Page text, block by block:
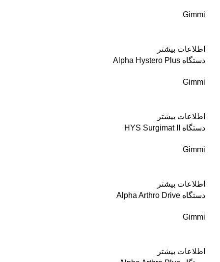
Gimmi
اطلاعات بیشتر
دستگاه Alpha Hystero Plus
Gimmi
اطلاعات بیشتر
دستگاه HYS Surgimat II
Gimmi
اطلاعات بیشتر
دستگاه Alpha Arthro Drive
Gimmi
اطلاعات بیشتر